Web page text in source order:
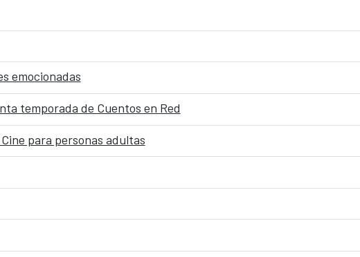
emocionadas
temporada de Cuentos en Red
para personas adultas